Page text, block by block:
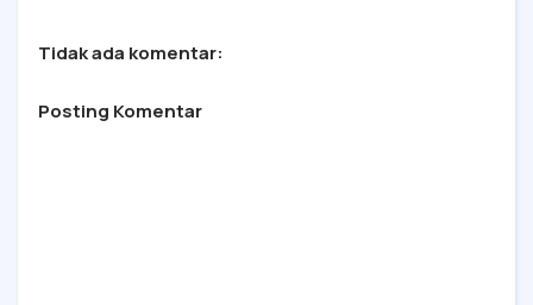
Tidak ada komentar:
Posting Komentar